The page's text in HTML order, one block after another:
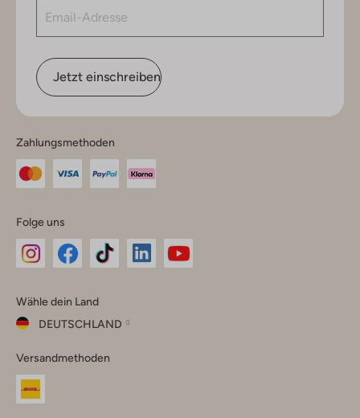
Jetzt einschreiben
Zahlungsmethoden
Folge uns
Instagram
Facebook
TikTok
Wähle dein Land
DEUTSCHLAND
dein
Land
Versandmethoden